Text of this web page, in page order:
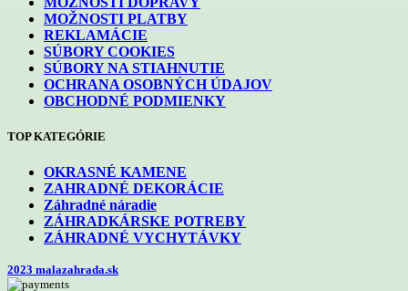
MOŽNOSTI PLATBY
REKLAMÁCIE
SÚBORY COOKIES
SÚBORY NA STIAHNUTIE
OCHRANA OSOBNÝCH ÚDAJOV
OBCHODNÉ PODMIENKY
TOP KATEGÓRIE
OKRASNÉ KAMENE
ZAHRADNÉ DEKORÁCIE
Záhradné náradie
ZÁHRADKÁRSKE POTREBY
ZÁHRADNÉ VYCHYTÁVKY
2023 malazahrada.sk